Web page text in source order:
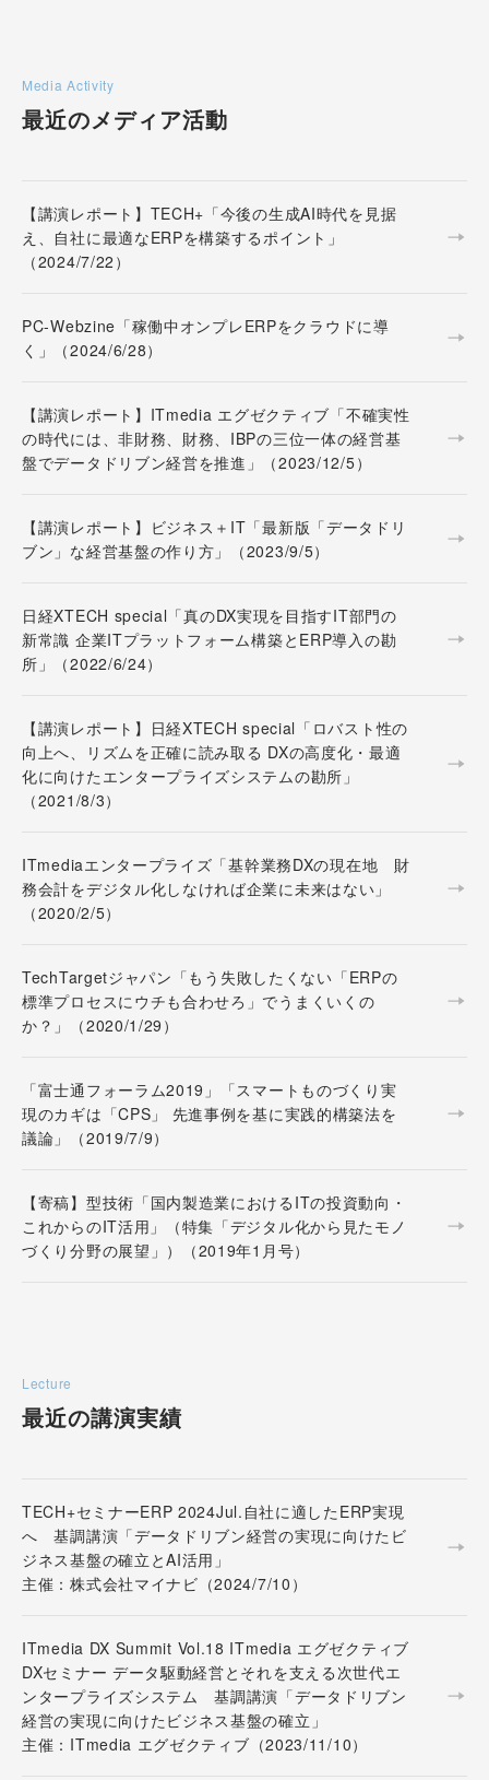
Media Activity
最近のメディア活動
【講演レポート】TECH+「今後の生成AI時代を見据
え、自社に最適なERPを構築するポイント」
（2024/7/22）
PC-Webzine「稼働中オンプレERPをクラウドに導
く」（2024/6/28）
【講演レポート】ITmedia エグゼクティブ「不確実性
の時代には、非財務、財務、IBPの三位一体の経営基
盤でデータドリブン経営を推進」（2023/12/5）
【講演レポート】ビジネス＋IT「最新版「データドリ
ブン」な経営基盤の作り方」（2023/9/5）
日経XTECH special「真のDX実現を目指すIT部門の
新常識 企業ITプラットフォーム構築とERP導入の勘
所」（2022/6/24）
【講演レポート】日経XTECH special「ロバスト性の
向上へ、リズムを正確に読み取る DXの⾼度化・最適
化に向けたエンタープライズシステムの勘所」
（2021/8/3）
ITmediaエンタープライズ「基幹業務DXの現在地 財
務会計をデジタル化しなければ企業に未来はない」
（2020/2/5）
TechTargetジャパン「もう失敗したくない「ERPの
標準プロセスにウチも合わせろ」でうまくいくの
か？」（2020/1/29）
「富士通フォーラム2019」「スマートものづくり実
現のカギは「CPS」 先進事例を基に実践的構築法を
議論」（2019/7/9）
【寄稿】型技術「国内製造業におけるITの投資動向・
これからのIT活用」（特集「デジタル化から見たモノ
づくり分野の展望」）（2019年1月号）
Lecture
最近の講演実績
TECH+セミナーERP 2024Jul.自社に適したERP実現
へ 基調講演「データドリブン経営の実現に向けたビ
ジネス基盤の確立とAI活用」
主催：株式会社マイナビ（2024/7/10）
ITmedia DX Summit Vol.18 ITmedia エグゼクティブ
DXセミナー データ駆動経営とそれを支える次世代エ
ンタープライズシステム 基調講演「データドリブン
経営の実現に向けたビジネス基盤の確立」
主催：ITmedia エグゼクティブ（2023/11/10）